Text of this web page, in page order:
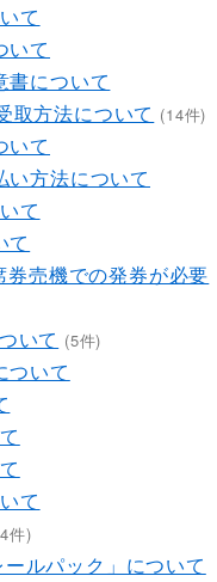
て
いて
書について
取方法について (14件)
いて
い方法について
て
て
売機での発券が必要
いて (5件)
ついて
て
件)
ルパック」について